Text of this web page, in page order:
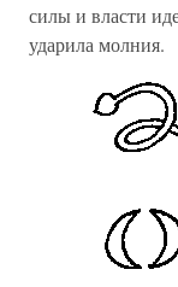
силы и власти
ударила молния.